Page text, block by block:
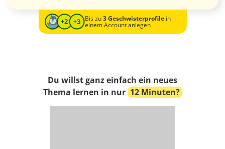
Bis zu3 Geschwisterprofilein
einem Account anlegen
Du willst ganz einfach ein neues
Thema lernen in nur 12 Minuten?